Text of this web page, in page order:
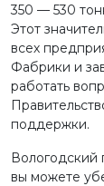
350 — 530
Этот
всех
Фабрики и
работать
поддержки.
Вологодский
вы можете